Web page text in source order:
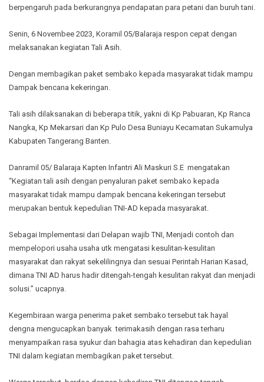
berpengaruh pada berkurangnya pendapatan para petani dan buruh tani.
Senin, 6 Novembee 2023, Koramil 05/Balaraja respon cepat dengan
melaksanakan kegiatan Tali Asih.
Dengan membagikan paket sembako kepada masyarakat tidak mampu
Dampak bencana kekeringan.
Tali asih dilaksanakan di beberapa titik, yakni di Kp Pabuaran, Kp Ranca
Nangka, Kp Mekarsari dan Kp Pulo Desa Buniayu Kecamatan Sukamulya
Kabupaten Tangerang Banten.
Danramil 05/ Balaraja Kapten Infantri Ali Maskuri S.E mengatakan
“Kegiatan tali asih dengan penyaluran paket sembako kepada
masyarakat tidak mampu dampak bencana kekeringan tersebut
merupakan bentuk kepedulian TNI-AD kepada masyarakat.
Sebagai Implementasi dari Delapan wajib TNI, Menjadi contoh dan
mempelopori usaha usaha utk mengatasi kesulitan-kesulitan
masyarakat dan rakyat sekelilingnya dan sesuai Perintah Harian Kasad,
dimana TNI AD harus hadir ditengah-tengah kesulitan rakyat dan menjadi
solusi.” ucapnya.
Kegembiraan warga penerima paket sembako tersebut tak hayal
dengna mengucapkan banyak terimakasih dengan rasa terharu
menyampaikan rasa syukur dan bahagia atas kehadiran dan kepedulian
TNI dalam kegiatan membagikan paket tersebut.